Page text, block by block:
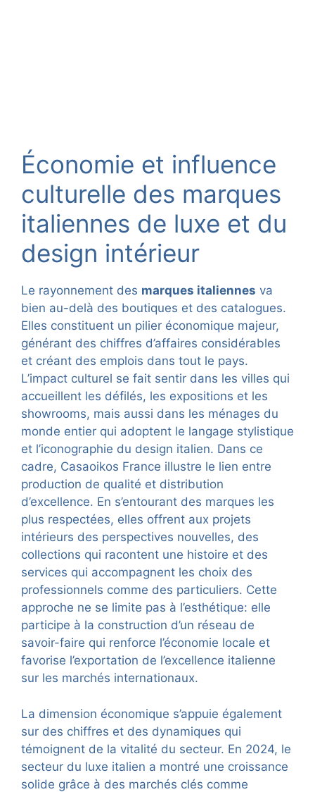
Économie et influence
culturelle des marques
italiennes de luxe et du
design intérieur
Le rayonnement des marques italiennes va
bien au-delà des boutiques et des catalogues.
Elles constituent un pilier économique majeur,
générant des chiffres d’affaires considérables
et créant des emplois dans tout le pays.
L’impact culturel se fait sentir dans les villes qui
accueillent les défilés, les expositions et les
showrooms, mais aussi dans les ménages du
monde entier qui adoptent le langage stylistique
et l’iconographie du design italien. Dans ce
cadre, Casaoikos France illustre le lien entre
production de qualité et distribution
d’excellence. En s’entourant des marques les
plus respectées, elles offrent aux projets
intérieurs des perspectives nouvelles, des
collections qui racontent une histoire et des
services qui accompagnent les choix des
professionnels comme des particuliers. Cette
approche ne se limite pas à l’esthétique: elle
participe à la construction d’un réseau de
savoir-faire qui renforce l’économie locale et
favorise l’exportation de l’excellence italienne
sur les marchés internationaux.
La dimension économique s’appuie également
sur des chiffres et des dynamiques qui
témoignent de la vitalité du secteur. En 2024, le
secteur du luxe italien a montré une croissance
solide grâce à des marchés clés comme